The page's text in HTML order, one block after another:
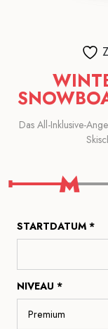
Das All-Inklusive-
STARTDATUM *
NIVEAU *